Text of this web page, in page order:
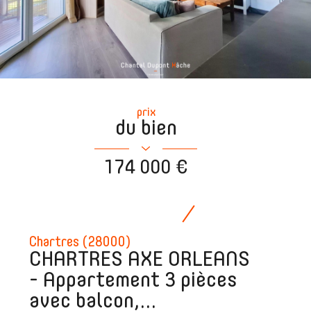
Chartres (28000)
CHARTRES AXE ORLEANS
- Appartement 3 pièces
avec balcon,...
prix
du bien
174 000 €